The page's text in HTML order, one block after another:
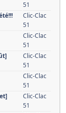
51
Clic-Clac
51
Clic-Clac
51
Clic-Clac
51
Clic-Clac
51
Clic-Clac
51